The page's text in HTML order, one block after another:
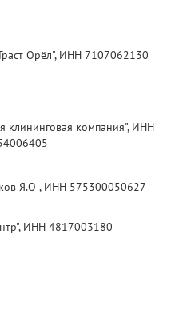
Орёл", ИНН 7107062130
клининговая компания", ИНН
Я.О , ИНН 575300050627
ИНН 4817003180